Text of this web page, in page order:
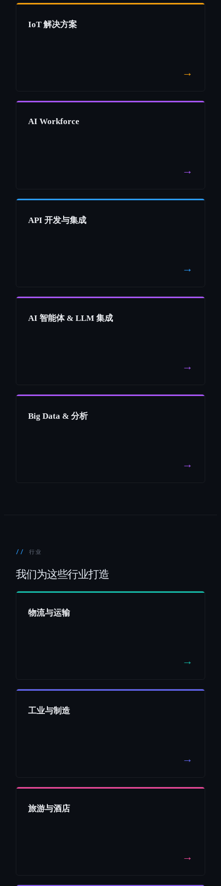
IoT 解决方案
→
AI Workforce
→
API 开发与集成
→
AI 智能体 & LLM 集成
→
Big Data & 分析
→
行业
我们为这些行业打造
物流与运输
→
工业与制造
→
旅游与酒店
→